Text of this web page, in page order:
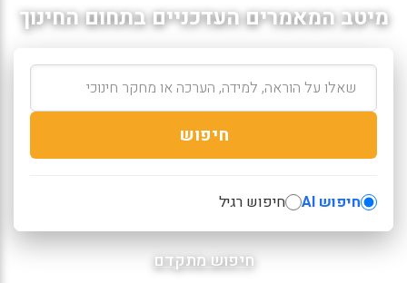
מיטב המאמרים העדכניים בתחום החינוך
חיפוש
חיפוש AI חיפוש רגיל
חיפוש מתקדם